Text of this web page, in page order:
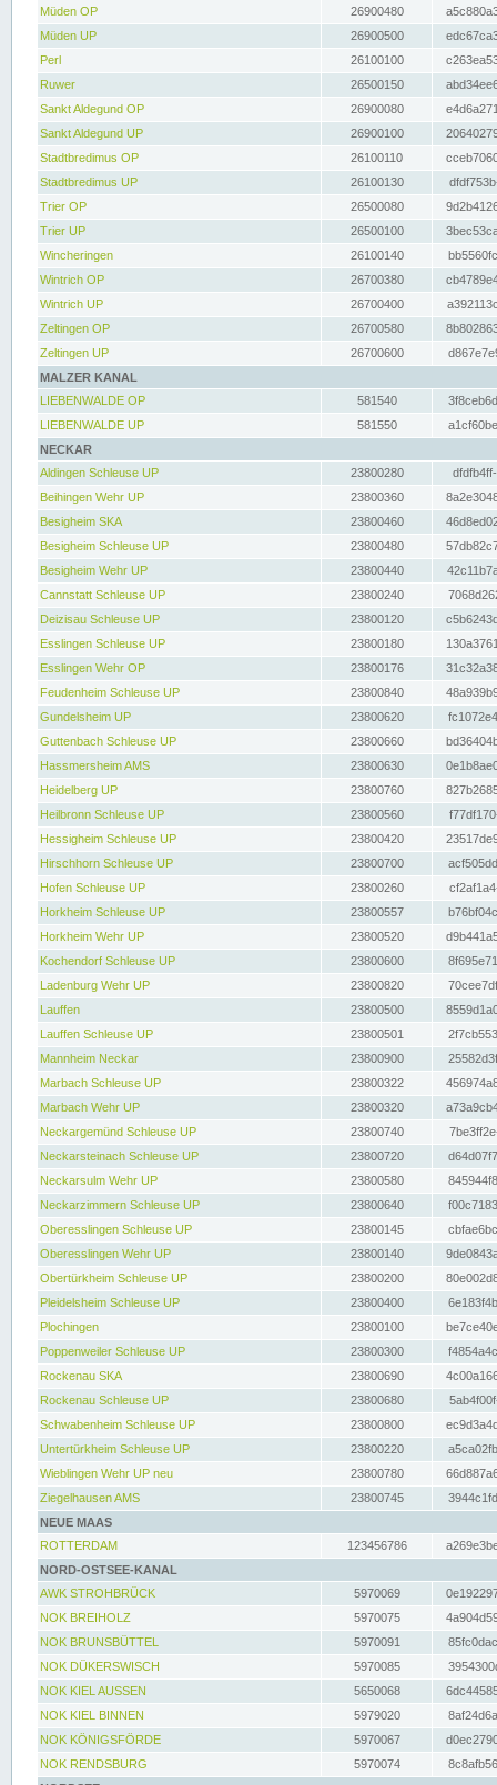
Müden OP
26900480
Müden UP
26900500
Perl
26100100
Ruwer
26500150
Sankt Aldegund OP
26900080
Sankt Aldegund UP
26900100
Stadtbredimus OP
26100110
Stadtbredimus UP
26100130
Trier OP
26500080
Trier UP
26500100
Wincheringen
26100140
Wintrich OP
26700380
Wintrich UP
26700400
Zeltingen OP
26700580
Zeltingen UP
26700600
MALZER KANAL
LIEBENWALDE OP
581540
LIEBENWALDE UP
581550
NECKAR
Aldingen Schleuse UP
23800280
Beihingen Wehr UP
23800360
Besigheim SKA
23800460
Besigheim Schleuse UP
23800480
Besigheim Wehr UP
23800440
Cannstatt Schleuse UP
23800240
Deizisau Schleuse UP
23800120
Esslingen Schleuse UP
23800180
Esslingen Wehr OP
23800176
Feudenheim Schleuse UP
23800840
Gundelsheim UP
23800620
Guttenbach Schleuse UP
23800660
Hassmersheim AMS
23800630
Heidelberg UP
23800760
Heilbronn Schleuse UP
23800560
Hessigheim Schleuse UP
23800420
Hirschhorn Schleuse UP
23800700
Hofen Schleuse UP
23800260
Horkheim Schleuse UP
23800557
Horkheim Wehr UP
23800520
Kochendorf Schleuse UP
23800600
Ladenburg Wehr UP
23800820
Lauffen
23800500
Lauffen Schleuse UP
23800501
Mannheim Neckar
23800900
Marbach Schleuse UP
23800322
Marbach Wehr UP
23800320
Neckargemünd Schleuse UP
23800740
Neckarsteinach Schleuse UP
23800720
Neckarsulm Wehr UP
23800580
Neckarzimmern Schleuse UP
23800640
Oberesslingen Schleuse UP
23800145
Oberesslingen Wehr UP
23800140
Obertürkheim Schleuse UP
23800200
Pleidelsheim Schleuse UP
23800400
Plochingen
23800100
Poppenweiler Schleuse UP
23800300
Rockenau SKA
23800690
Rockenau Schleuse UP
23800680
Schwabenheim Schleuse UP
23800800
Untertürkheim Schleuse UP
23800220
Wieblingen Wehr UP neu
23800780
Ziegelhausen AMS
23800745
NEUE MAAS
ROTTERDAM
123456786
NORD-OSTSEE-KANAL
AWK STROHBRÜCK
5970069
NOK BREIHOLZ
5970075
NOK BRUNSBÜTTEL
5970091
NOK DÜKERSWISCH
5970085
NOK KIEL AUSSEN
5650068
NOK KIEL BINNEN
5979020
NOK KÖNIGSFÖRDE
5970067
NOK RENDSBURG
5970074